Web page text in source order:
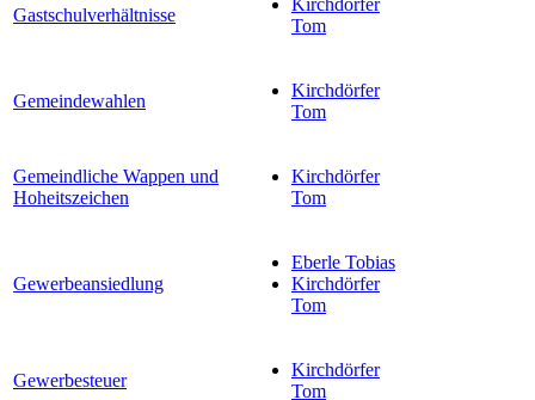
Gastschulverhältnisse
Kirchdörfer
Tom
Gemeindewahlen
Kirchdörfer
Tom
Gemeindliche Wappen und
Hoheitszeichen
Kirchdörfer
Tom
Gewerbeansiedlung
Eberle Tobias
Kirchdörfer
Tom
Gewerbesteuer
Kirchdörfer
Tom